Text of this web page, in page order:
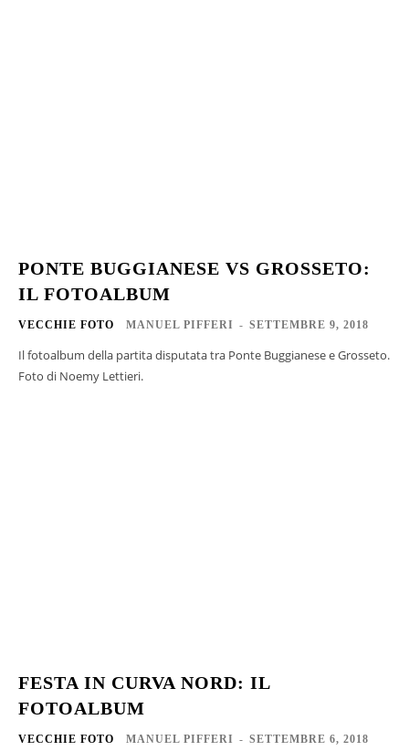
PONTE BUGGIANESE VS GROSSETO:
IL FOTOALBUM
VECCHIE FOTO MANUEL PIFFERI - SETTEMBRE 9, 2018
Il fotoalbum della partita disputata tra Ponte Buggianese e Grosseto.
Foto di Noemy Lettieri.
FESTA IN CURVA NORD: IL
FOTOALBUM
VECCHIE FOTO MANUEL PIFFERI - SETTEMBRE 6, 2018